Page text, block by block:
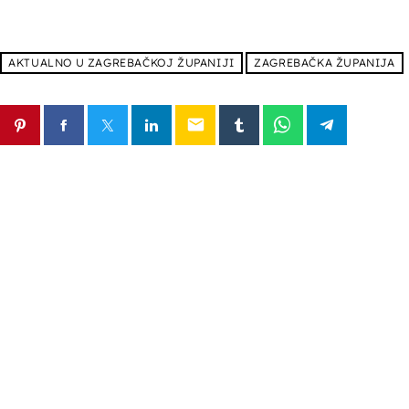
AKTUALNO U ZAGREBAČKOJ ŽUPANIJI ZAGREBAČKA ŽUPANIJA
email